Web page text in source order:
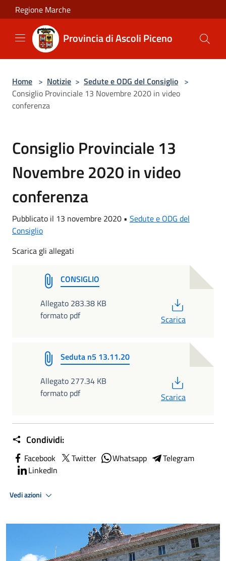
Salta al contenuto principale
Regione Marche
Provincia di Ascoli Piceno
Home > Notizie > Sedute e ODG del Consiglio >
Consiglio Provinciale 13 Novembre 2020 in video
conferenza
Consiglio Provinciale 13
Novembre 2020 in video
conferenza
Pubblicato il 13 novembre 2020 • Sedute e ODG del
Consiglio
Scarica gli allegati
CONSIGLIO
Allegato 283.38 KB
formato pdf
Scarica
Seduta n5 13.11.20
Allegato 277.34 KB
formato pdf
Scarica
Condividi:
Facebook Twitter Whatsapp
Telegram
LinkedIn
Vedi azioni